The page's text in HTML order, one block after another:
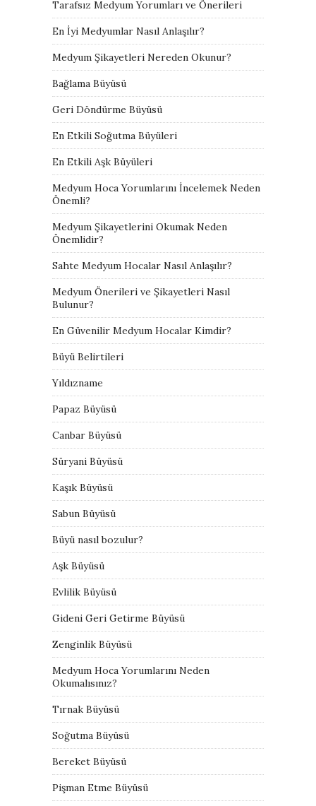
Tarafsız Medyum Yorumları ve Önerileri
En İyi Medyumlar Nasıl Anlaşılır?
Medyum Şikayetleri Nereden Okunur?
Bağlama Büyüsü
Geri Döndürme Büyüsü
En Etkili Soğutma Büyüleri
En Etkili Aşk Büyüleri
Medyum Hoca Yorumlarını İncelemek Neden
Önemli?
Medyum Şikayetlerini Okumak Neden
Önemlidir?
Sahte Medyum Hocalar Nasıl Anlaşılır?
Medyum Önerileri ve Şikayetleri Nasıl
Bulunur?
En Güvenilir Medyum Hocalar Kimdir?
Büyü Belirtileri
Yıldızname
Papaz Büyüsü
Canbar Büyüsü
Süryani Büyüsü
Kaşık Büyüsü
Sabun Büyüsü
Büyü nasıl bozulur?
Aşk Büyüsü
Evlilik Büyüsü
Gideni Geri Getirme Büyüsü
Zenginlik Büyüsü
Medyum Hoca Yorumlarını Neden
Okumalısınız?
Tırnak Büyüsü
Soğutma Büyüsü
Bereket Büyüsü
Pişman Etme Büyüsü